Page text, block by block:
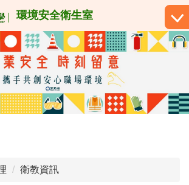
環境安全衛生室
衛教資訊